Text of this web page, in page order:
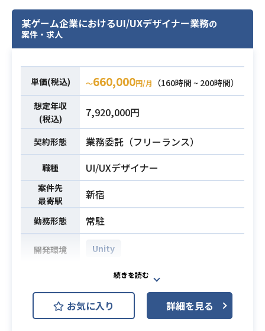
※詳細は面談時にお伝えします。
必須スキル
ームの開発における企画実務経験が3
年以上あること
・新規ゲームタイトルの立ち上げか
らリリースまでの一連の工程に携わ
った経験
・キャラクターやスキルなどのパラ
メータバランス設計および調整の経
験
・ディレクターやリードプランナー
として、自ら課題を特定し能動的に
業務を推進できる能力
ジニアのような要件定義と、Webデ
ィレクターのようなサイトディレク
・クライアントとのヒアリングに基
づき、Webサイトやシステムの要件
定義、設計
・開発チームと連携し、進捗管理、
品質管理を行いプロジェクトの推進
・Webサイトのアクセスログなどを
分析し、改善提案
・その他（資料作成、議事録作成、
マニュアル作成など）
必須スキル
・開発ディレクション経験
・SEO周りの知見がある方
・Webの基礎知識（サーバー、ブラ
ウザ等）
・HTML,CSS,JavaScriptの基本的な
・Excel/Googleスプレッドシートで
の関数活用
某ゲーム企業におけるUI/UXデザイナー業務の
案件・求人
単価(税込) 〜660,000円/月
（160時間 ~ 200時間）
想定年収
(税込)
7,920,000円
契約形態 業務委託（フリーランス）
職種 UI/UXデザイナー
案件先
最寄駅
新宿
勤務形態 常駐
開発環境 Unity
業務内容
某ゲーム企業において、UI設計、UI
データ作成を主に担当いただく想定
です。
※詳細は面談時にお伝えいたしま
お気に入り 詳細を見る